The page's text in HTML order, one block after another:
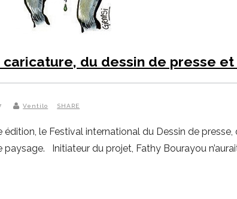
du dessin de presse
Ventilo SHARE
le Festival international du Dessin de presse,
Initiateur du projet, Fathy Bourayou